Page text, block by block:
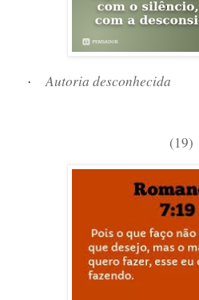
Autoria desconhecida
(19)